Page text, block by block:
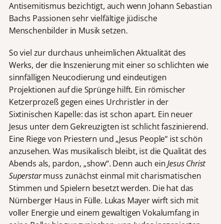
Antisemitismus bezichtigt, auch wenn Johann Sebastian
Bachs Passionen sehr vielfältige jüdische
Menschenbilder in Musik setzen.
So viel zur durchaus unheimlichen Aktualität des
Werks, der die Inszenierung mit einer so schlichten wie
sinnfälligen Neucodierung und eindeutigen
Projektionen auf die Sprünge hilft. Ein römischer
Ketzerprozeß gegen eines Urchristler in der
Sixtinischen Kapelle: das ist schon apart. Ein neuer
Jesus unter dem Gekreuzigten ist schlicht faszinierend.
Eine Riege von Priestern und „Jesus People“ ist schön
anzusehen. Was musikalisch bleibt, ist die Qualität des
Abends als, pardon, „show“. Denn auch einJesus Christ
Superstarmuss zunächst einmal mit charismatischen
Stimmen und Spielern besetzt werden. Die hat das
Nürnberger Haus in Fülle. Lukas Mayer wirft sich mit
voller Energie und einem gewaltigen Vokalumfang in